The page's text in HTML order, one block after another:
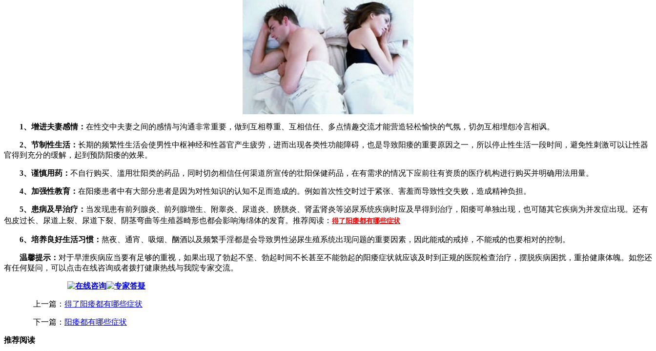
1、增进夫妻感情： 在性交中夫妻之间的感情与沟通非常重要，做到互相尊重、互相信任、多点情趣交流才能营造轻松愉快的气氛，切勿互相埋怨冷言相讽。
2、节制性生活： 长期的频繁性生活会使男性中枢神经和性器官产生疲劳，进而出现各类性功能障碍，也是导致阳痿的重要原因之一，所以停止性生活一段时间，避免性刺激可以让性器
官得到充分的缓解，起到预防阳痿的效果。
3、谨慎用药： 不自行购买、滥用壮阳类的药品，同时切勿相信任何渠道所宣传的壮阳保健药品，在有需求的情况下应前往有资质的医疗机构进行购买并明确用法用量。
4、加强性教育： 在阳痿患者中有大部分患者是因为对性知识的认知不足而造成的。例如首次性交时过于紧张、害羞而导致性交失败，造成精神负担。
5、患病及早治疗： 当发现患有前列腺炎、前列腺增生、附睾炎、尿道炎、膀胱炎、肾盂肾炎等泌尿系统疾病时应及早得到治疗，阳痿可单独出现，也可随其它疾病为并发症出现。还有
包皮过长、尿道上裂、尿道下裂、阴茎弯曲等生殖器畸形也都会影响海绵体的发育。推荐阅读： 得了阳痿都有哪些症状
6、培养良好生活习惯： 熬夜、通宵、吸烟、酗酒以及频繁手淫都是会导致男性泌尿生殖系统出现问题的重要因素，因此能戒的戒掉，不能戒的也要相对的控制。
温馨提示： 对于早泄疾病应当要有足够的重视，如果出现了勃起不坚、勃起时间不长甚至不能勃起的阳痿症状就应该及时到正规的医院检查治疗，摆脱疾病困扰，重拾健康体魄。如您还
有任何疑问，可以点击在线咨询或者拨打健康热线与我院专家交流。
上一篇： 得了阳痿都有哪些症状
下一篇： 阳痿都有哪些症状
推荐阅读